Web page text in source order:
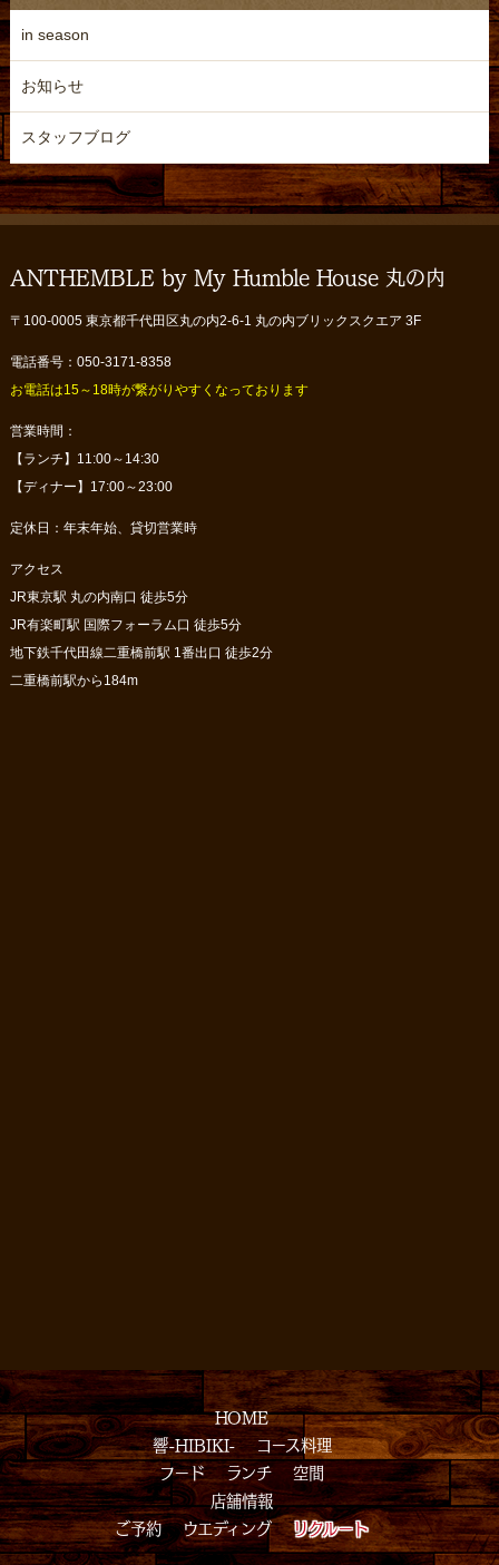
in season
お知らせ
スタッフブログ
ANTHEMBLE by My Humble House 丸の内
〒100-0005 東京都千代田区丸の内2-6-1 丸の内ブリックスクエア 3F
電話番号：050-3171-8358
お電話は15～18時が繋がりやすくなっております
営業時間：
【ランチ】11:00～14:30
【ディナー】17:00～23:00
定休日：年末年始、貸切営業時
アクセス
JR東京駅 丸の内南口 徒歩5分
JR有楽町駅 国際フォーラム口 徒歩5分
地下鉄千代田線二重橋前駅 1番出口 徒歩2分
二重橋前駅から184m
HOME
響-HIBIKI-
コース料理
フード
ランチ
空間
店舗情報
ご予約
ウエディング リクルート